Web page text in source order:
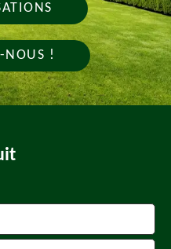
NOUS !